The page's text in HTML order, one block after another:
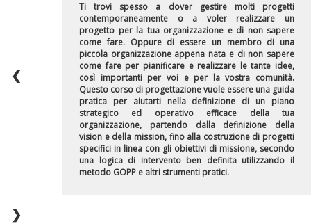
❮
Ti trovi spesso a dover gestire molti progetti
contemporaneamente o a voler realizzare un
progetto per la tua organizzazione e di non sapere
come fare. Oppure di essere un membro di una
piccola organizzazione appena nata e di non sapere
come fare per pianificare e realizzare le tante idee,
così importanti per voi e per la vostra comunità.
Questo corso di progettazione vuole essere una guida
pratica per aiutarti nella definizione di un piano
strategico ed operativo efficace della tua
organizzazione, partendo dalla definizione della
vision e della mission, fino alla costruzione di progetti
specifici in linea con gli obiettivi di missione, secondo
una logica di intervento ben definita utilizzando il
metodo GOPP e altri strumenti pratici.
❯